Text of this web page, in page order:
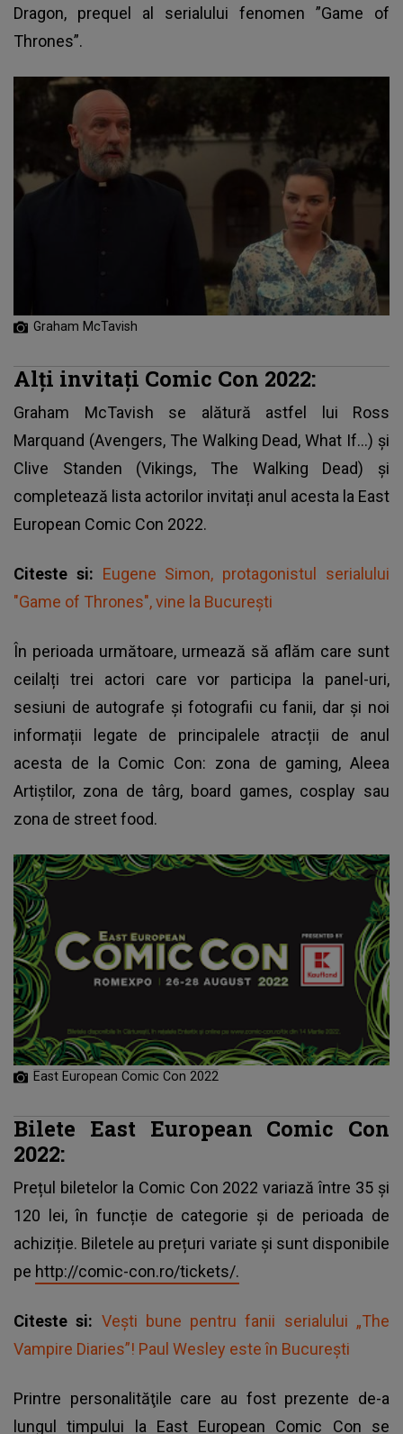
Dragon, prequel al serialului fenomen ”Game of
Thrones”.
Graham McTavish
Alți invitați Comic Con 2022:
Graham McTavish se alătură astfel lui Ross
Marquand (Avengers, The Walking Dead, What If…) și
Clive Standen (Vikings, The Walking Dead) și
completează lista actorilor invitați anul acesta la East
European Comic Con 2022.
Citeste si: Eugene Simon, protagonistul serialului
"Game of Thrones", vine la București
În perioada următoare, urmează să aflăm care sunt
ceilalți trei actori care vor participa la panel-uri,
sesiuni de autografe și fotografii cu fanii, dar și noi
informații legate de principalele atracții de anul
acesta de la Comic Con: zona de gaming, Aleea
Artiștilor, zona de târg, board games, cosplay sau
zona de street food.
East European Comic Con 2022
Bilete East European Comic Con
2022:
Prețul biletelor la Comic Con 2022 variază între 35 și
120 lei, în funcție de categorie și de perioada de
achiziție. Biletele au prețuri variate și sunt disponibile
pe http://comic-con.ro/tickets/.
Citeste si: Vești bune pentru fanii serialului „The
Vampire Diaries”! Paul Wesley este în București
Printre personalităţile care au fost prezente de-a
lungul timpului la East European Comic Con se